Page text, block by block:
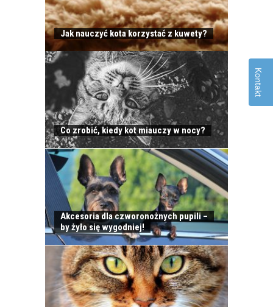
Jak nauczyć kota korzystać z kuwety?
Co zrobić, kiedy kot miauczy w nocy?
Akcesoria dla czworonożnych pupili –
by żyło się wygodniej!
OPIEKA NAD KOTEM
PODCZAS
NIEOBECNOŚCI W
DOMU
KLESZCZE U KOTÓW
Kontakt